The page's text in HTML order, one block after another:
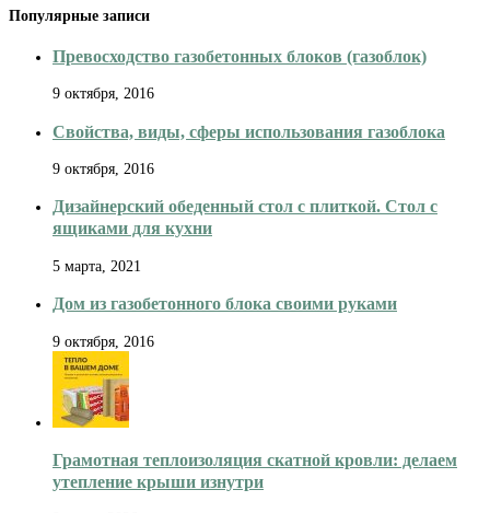
Популярные записи
Превосходство газобетонных блоков (газоблок)
9 октября, 2016
Свойства, виды, сферы использования газоблока
9 октября, 2016
Дизайнерский обеденный стол с плиткой. Стол с
ящиками для кухни
5 марта, 2021
Дом из газобетонного блока своими руками
9 октября, 2016
Грамотная теплоизоляция скатной кровли: делаем
утепление крыши изнутри